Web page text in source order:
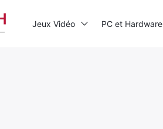
Jeux Vidéo PC et Hardware